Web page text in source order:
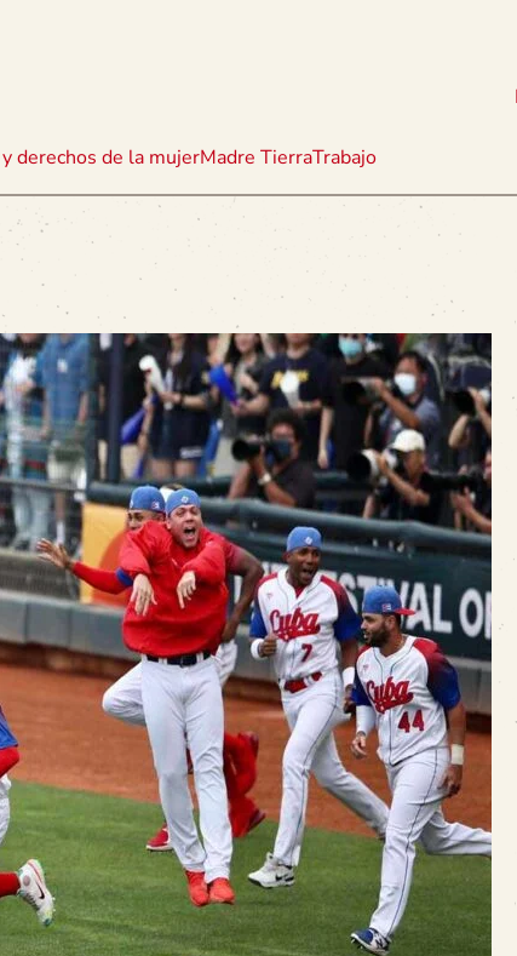
derechos de la mujerMadre TierraTrabajo